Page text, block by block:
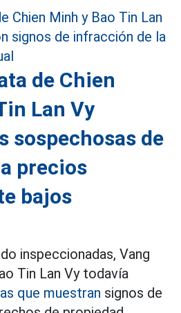
de Chien
Lan Vy
sospechosas de
precios
bajos
inspeccionadas, Vang
Tin Lan Vy todavía
que muestran signos de